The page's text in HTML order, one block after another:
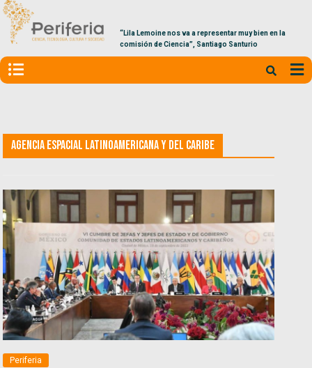
“Lila Lemoine nos va a representar muy bien en la
comisión de Ciencia”, Santiago Santurio
Agencia Espacial Latinoamericana y del Caribe
Periferia